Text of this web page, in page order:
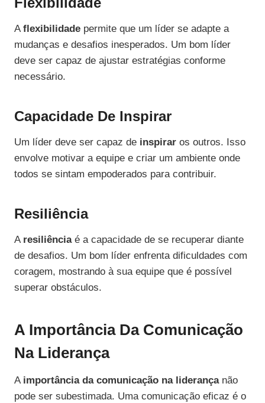
Aflexibilidade permite que um líder se adapte a
mudanças e desafios inesperados. Um bom líder
deve ser capaz de ajustar estratégias conforme
necessário.
Capacidade De Inspirar
Um líder deve ser capaz de inspirar os outros. Isso
envolve motivar a equipe e criar um ambiente onde
todos se sintam empoderados para contribuir.
Resiliência
A resiliênciaé a capacidade de se recuperar diante
de desafios. Um bom líder enfrenta dificuldades com
coragem, mostrando à sua equipe que é possível
superar obstáculos.
A Importância Da Comunicação
Na Liderança
A importância da comunicação na liderançanão
pode ser subestimada. Uma comunicação eficaz é o